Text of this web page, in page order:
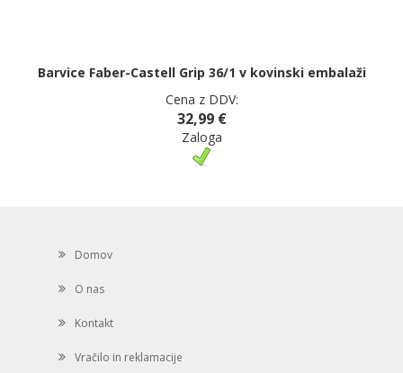
Barvice Faber-Castell Grip 36/1 v kovinski embalaži
Cena z DDV:
32,99 €
Zaloga
Domov
O nas
Kontakt
Vračilo in reklamacije